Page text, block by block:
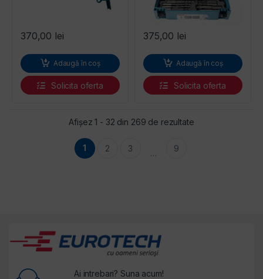
370,00 lei
Adaugă în coș
Solicita oferta
375,00 lei
Adaugă în coș
Solicita oferta
Afișez 1 - 32 din 269 de rezultateSortat după preț:
1 2 3 … 9
Ai intrebari? Suna acum!